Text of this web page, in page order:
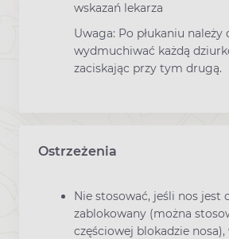
wskazań lekarza
Uwaga: Po płukaniu należy
wydmuchiwać każdą
zaciskając przy tym drugą.
Ostrzeżenia
Nie stosować, jeśli nos jest
zablokowany (można
częściowej blokadzie